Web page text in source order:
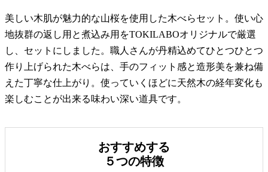
美しい木肌が魅力的な山桜を使用した木べらセット。使い心
地抜群の返し用と煮込み用をTOKILABOオリジナルで厳選
し、セットにしました。職人さんが丹精込めてひとつひとつ
作り上げられた木べらは、手のフィット感と造形美を兼ね備
えた丁寧な仕上がり。使っていくほどに天然木の経年変化も
楽しむことが出来る味わい深い道具です。
おすすめする
５つの特徴